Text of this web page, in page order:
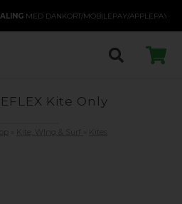
MOBILEPAY/APPLEPAY/GOOGLEPAY
Kite Only